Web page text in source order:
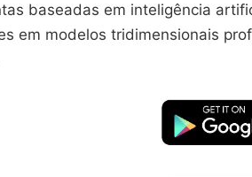
baseadas em inteligência
em modelos tridimensionais